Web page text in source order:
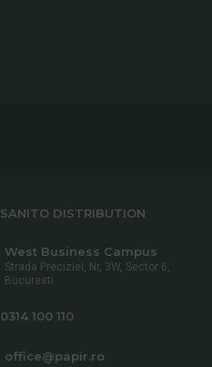
SANITO DISTRIBUTION
West Business Campus
Strada Preciziei, Nr, 3W, Sector 6,
Bucuresti
0314 100 110
office@papir.ro